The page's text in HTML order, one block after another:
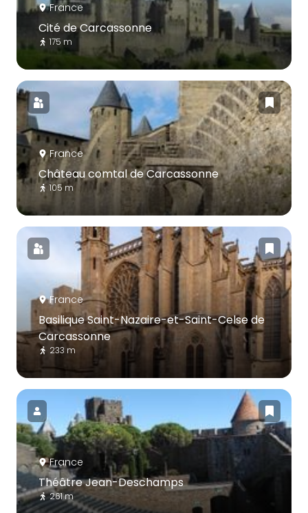
France
Cité de Carcassonne
175 m
France
Château comtal de Carcassonne
105 m
France
Basilique Saint-Nazaire-et-Saint-Celse de
Carcassonne
233 m
France
Théâtre Jean-Deschamps
261 m